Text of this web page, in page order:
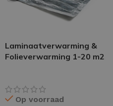
Laminaatverwarming &
Folieverwarming 1-20 m2
Op voorraad